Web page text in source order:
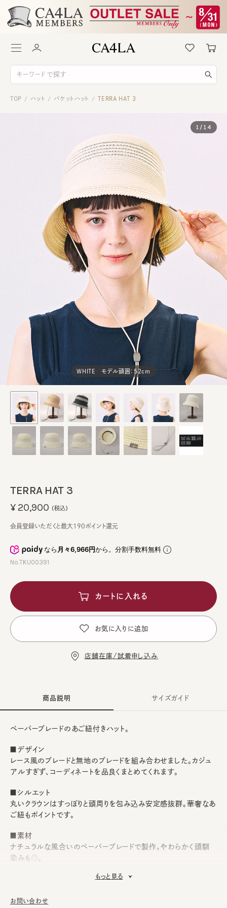
TOP / ハット / バケットハット / TERRA HAT 3
WHITE モデル頭囲：52cm
1 / 14
TERRA HAT 3
なら月々6,966円から。分割手数料無料
No.TKU00391
¥20,900 (税込)
会員登録いただくと最大190ポイント還元
カートに入れる
お気に入りに追加
店舗在庫/試着申し込み
商品説明
ペーパーブレードのあご紐付きハット。
■デザイン
レース風のブレードと無地のブレードを組み合わせました。カジュ
アルすぎず、コーディネートを品良くまとめてくれます。
■シルエット
丸いクラウンはすっぽりと頭周りを包み込み安定感抜群。華奢なあ
ご紐もポイントです。
■素材
ナチュラルな風合いのペーパーブレードで製作。やわらかく頭馴
染みも◎。
して、汗止めのハットライナーのお勧めしております。
もっと見る
サイズガイド
お問い合わせ